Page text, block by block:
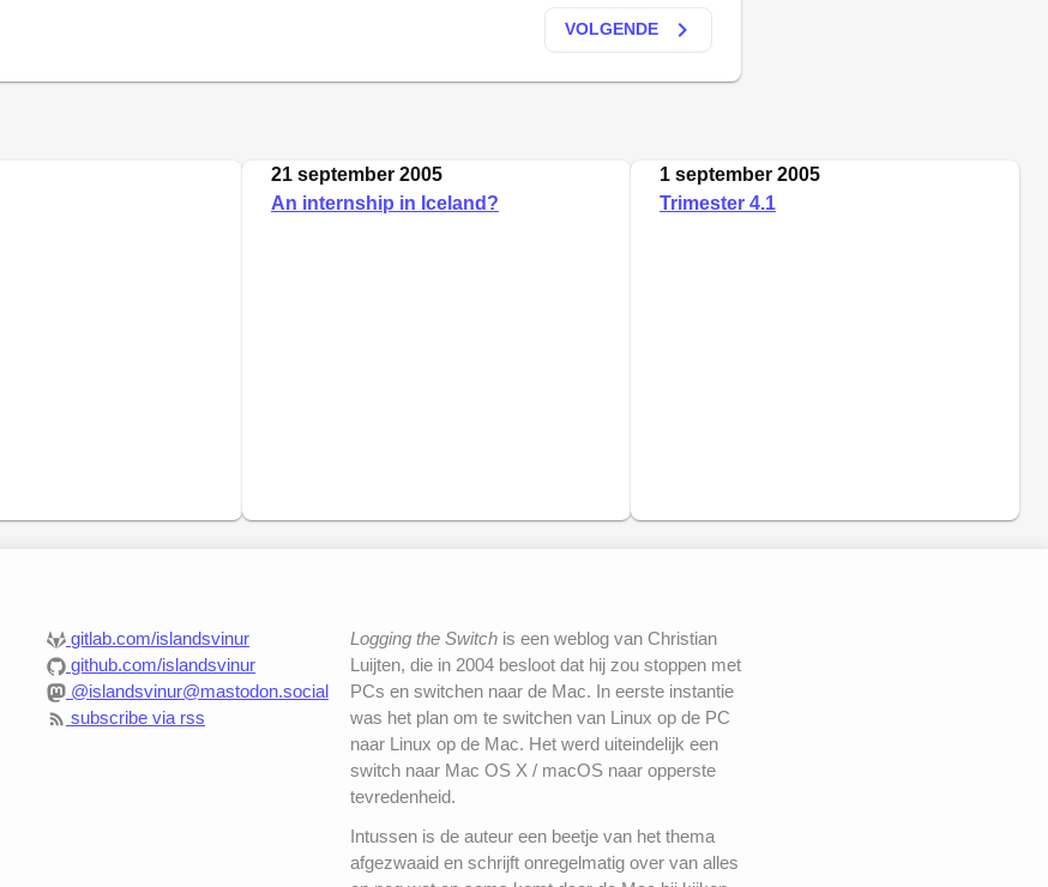
VOLGENDE keyboard_arrow_right
21 september 2005
An internship in Iceland?
1 september 2005
Trimester 4.1
gitlab.com/islandsvinur
github.com/islandsvinur
@islandsvinur@mastodon.social
subscribe via rss
Logging the Switchis een weblog van Christian
Luijten, die in 2004 besloot dat hij zou stoppen met
PCs en switchen naar de Mac. In eerste instantie
was het plan om te switchen van Linux op de PC
naar Linux op de Mac. Het werd uiteindelijk een
switch naar Mac OS X / macOS naar opperste
tevredenheid.
Intussen is de auteur een beetje van het thema
afgezwaaid en schrijft onregelmatig over van alles